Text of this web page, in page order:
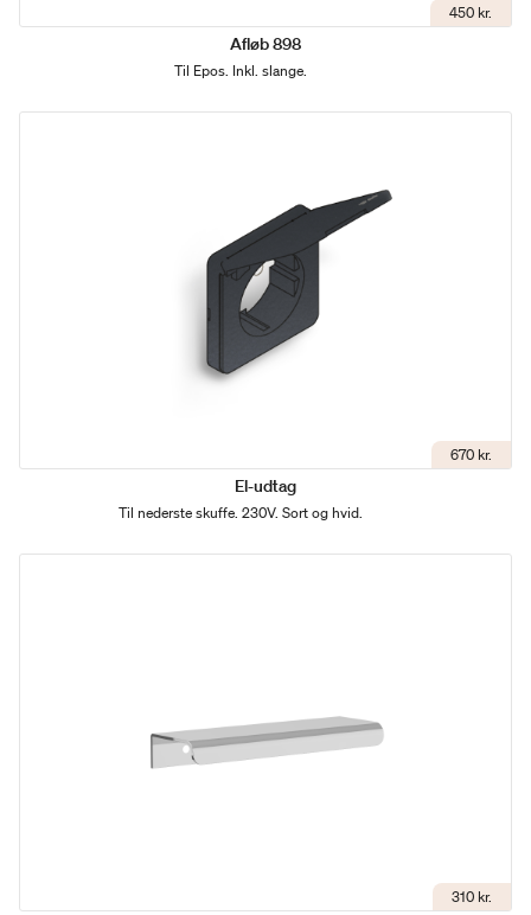
450 kr.
Afløb 898
Til Epos. Inkl. slange.
670 kr.
El-udtag
Til nederste skuffe. 230V. Sort og hvid.
310 kr.